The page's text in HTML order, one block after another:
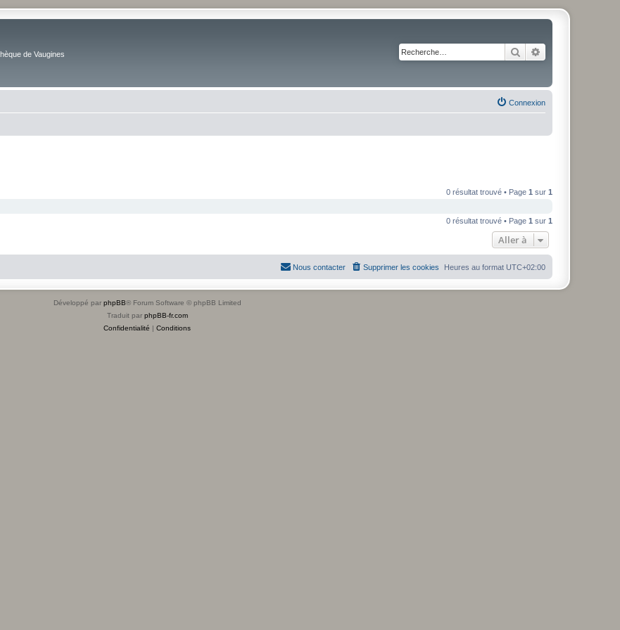
de Vaugines Rechercher
Connexion
0 résultat trouvé • Page 1 sur 1
0 résultat trouvé • Page 1 sur 1
Aller à
Heures au format UTC+02:00
Supprimer les cookies
Nous contacter
Développé par phpBB® Forum Software © phpBB Limited
Traduit par phpBB-fr.com
Confidentialité | Conditions